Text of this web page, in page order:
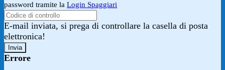
password tramite la Login Spaggiari
E-mail inviata, si prega di controllare la casella di posta
elettronica!
Errore